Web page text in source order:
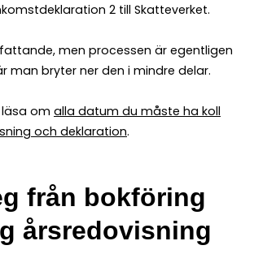
2 till Skatteverket.
men processen är egentligen
man bryter ner den i mindre delar.
läsa om alla datum du måste ha koll
och deklaration.
från bokföring
årsredovisning